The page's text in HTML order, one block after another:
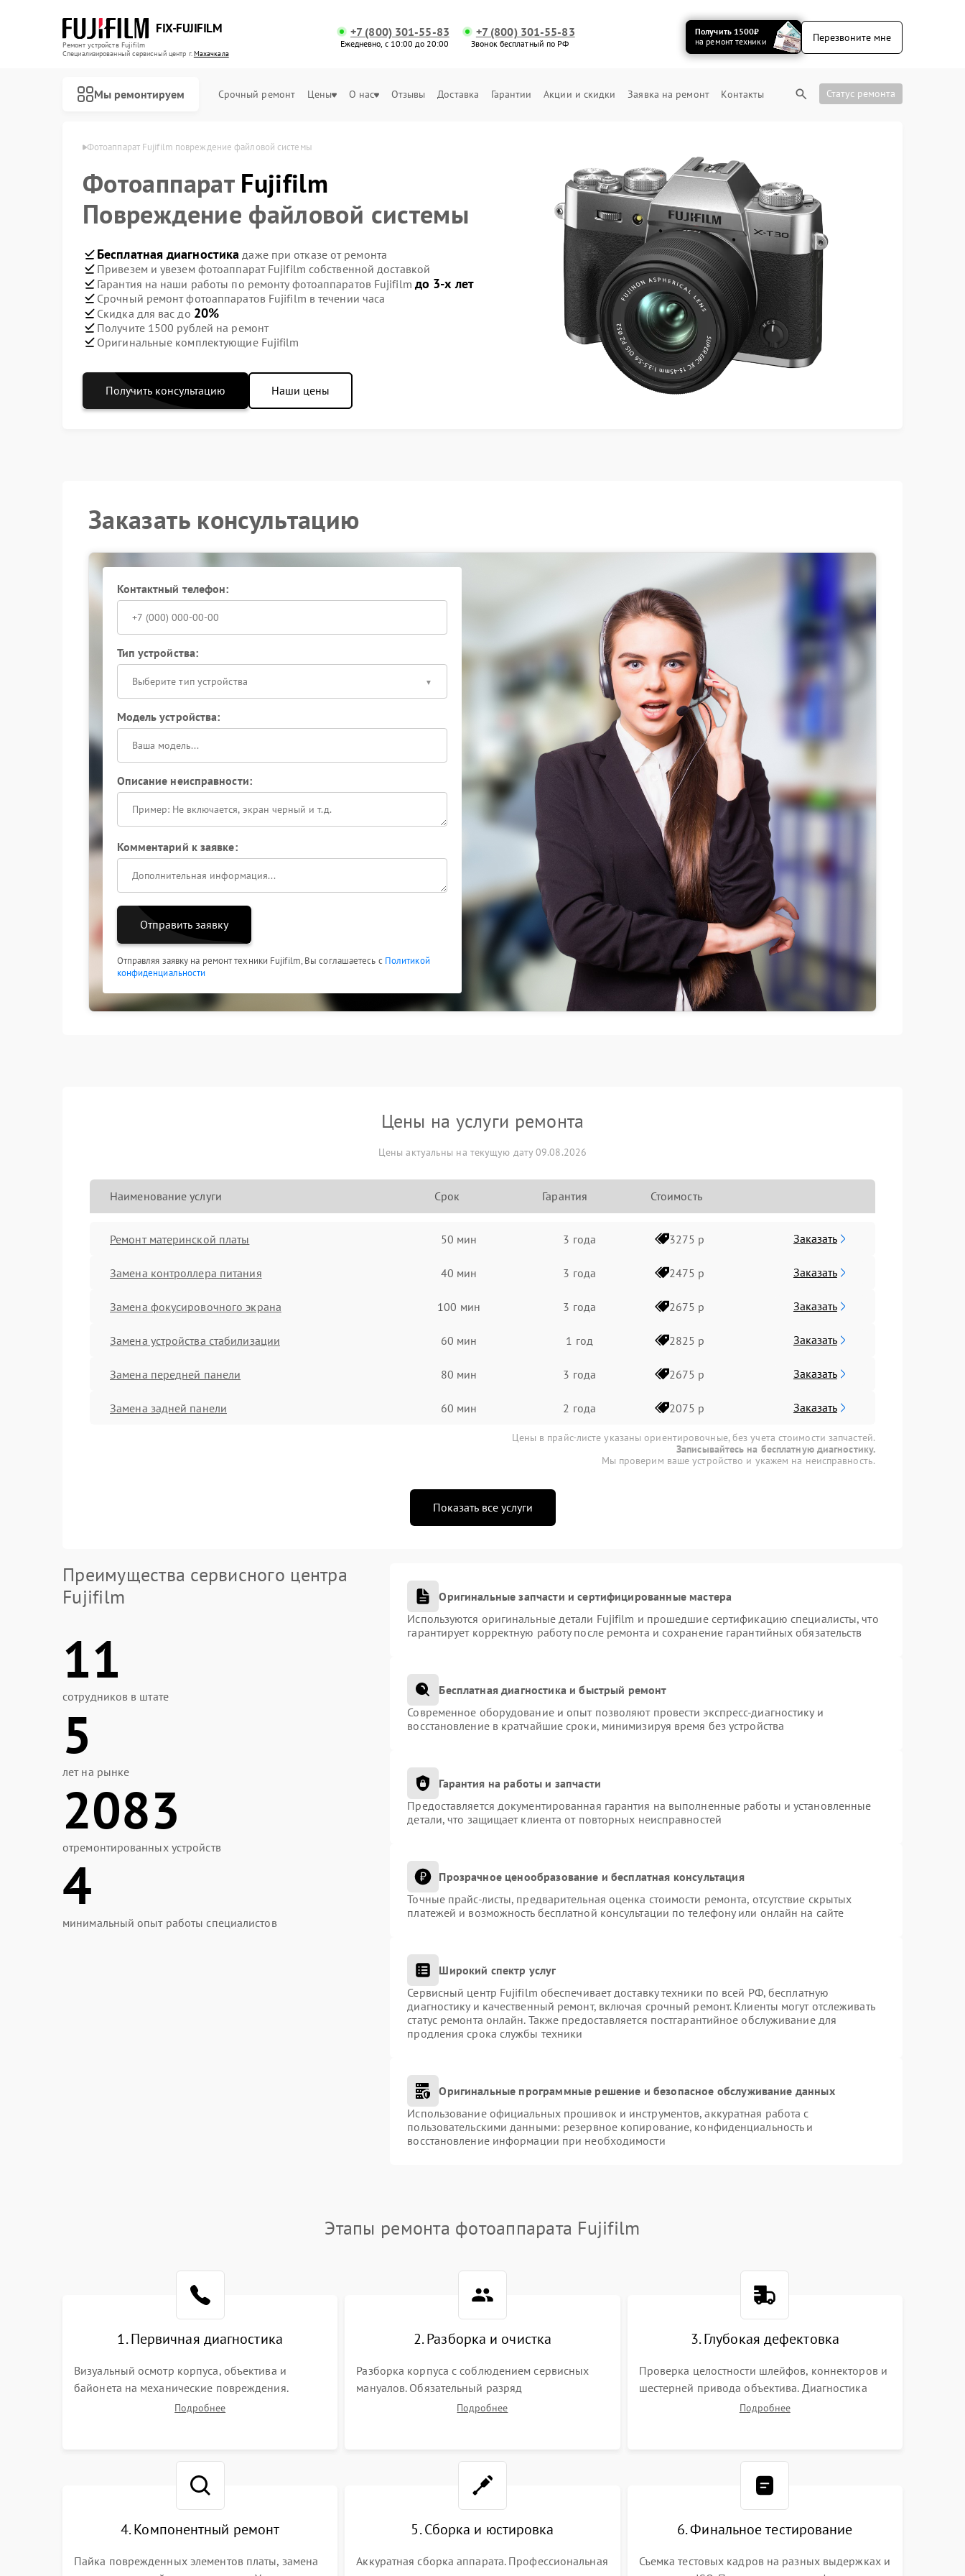
FIX-FUJIFILM
Ремонт устройств Fujifilm
Специализированный cервисный центр г.Махачкала
+7 (800) 301-55-83
Ежедневно, с 10:00 до 20:00
+7 (800) 301-55-83
Звонок бесплатный по РФ
Получить 1500₽
на ремонт техники
Перезвоните мне
Мы ремонтируем Срочный ремонт Цены О нас Отзывы Доставка Гарантии Акции и скидки Заявка на ремонт Контакты Статус ремонта
Фотоаппарат Fujifilm повреждение файловой системы
Фотоаппарат Fujifilm
Повреждение файловой системы
Бесплатная диагностика даже при отказе от ремонта
Привезем и увезем фотоаппарат Fujifilm собственной доставкой
Гарантия на наши работы по ремонту фотоаппаратов Fujifilm до 3-х лет
Срочный ремонт фотоаппаратов Fujifilm в течении часа
Скидка для вас до 20%
Получите 1500 рублей на ремонт
Оригинальные комплектующие Fujifilm
Получить консультацию Наши цены
Заказать консультацию
Контактный телефон:
Тип устройства:
Выберите тип устройства
Модель устройства:
Описание неисправности:
Комментарий к заявке:
Отправить заявку
Отправляя заявку на ремонт техники Fujifilm, Вы соглашаетесь с Политикой
конфиденциальности
Цены на услуги ремонта
Цены актуальны на текущую дату 09.08.2026
Наименование услуги Срок Гарантия Стоимость
Ремонт материнской платы 50 мин 3 года 3275 р Заказать
Замена контроллера питания 40 мин 3 года 2475 р Заказать
Замена фокусировочного экрана 100 мин 3 года 2675 р Заказать
Замена устройства стабилизации 60 мин 1 год 2825 р Заказать
Замена передней панели 80 мин 3 года 2675 р Заказать
Замена задней панели 60 мин 2 года 2075 р Заказать
Цены в прайс-листе указаны ориентировочные, без учета стоимости запчастей.
Записывайтесь на бесплатную диагностику.
Мы проверим ваше устройство и укажем на неисправность.
Показать все услуги
Преимущества сервисного центра
Fujifilm
11
сотрудников в штате
5
лет на рынке
2083
отремонтированных устройств
4
минимальный опыт работы специалистов
Оригинальные запчасти и сертифицированные мастера
Используются оригинальные детали Fujifilm и прошедшие сертификацию специалисты, что
гарантирует корректную работу после ремонта и сохранение гарантийных обязательств
Бесплатная диагностика и быстрый ремонт
Современное оборудование и опыт позволяют провести экспресс-диагностику и
восстановление в кратчайшие сроки, минимизируя время без устройства
Гарантия на работы и запчасти
Предоставляется документированная гарантия на выполненные работы и установленные
детали, что защищает клиента от повторных неисправностей
Прозрачное ценообразование и бесплатная консультация
Точные прайс-листы, предварительная оценка стоимости ремонта, отсутствие скрытых
платежей и возможность бесплатной консультации по телефону или онлайн на сайте
Широкий спектр услуг
Сервисный центр Fujifilm обеспечивает доставку техники по всей РФ, бесплатную
диагностику и качественный ремонт, включая срочный ремонт. Клиенты могут отслеживать
статус ремонта онлайн. Также предоставляется постгарантийное обслуживание для
продления срока службы техники
Оригинальные программные решение и безопасное обслуживание данных
Использование официальных прошивок и инструментов, аккуратная работа с
пользовательскими данными: резервное копирование, конфиденциальность и
восстановление информации при необходимости
Этапы ремонта фотоаппарата Fujifilm
1. Первичная диагностика
Визуальный осмотр корпуса, объектива и
байонета на механические повреждения.
Проверка реакции на включение, считывание
Подробнее
2. Разборка и очистка
Разборка корпуса с соблюдением сервисных
мануалов. Обязательный разряд
высоковольтного конденсатора вспышки для
Подробнее
3. Глубокая дефектовка
Проверка целостности шлейфов, коннекторов и
шестерней привода объектива. Диагностика
материнской платы, цепей питания и
Подробнее
4. Компонентный ремонт
Пайка поврежденных элементов платы, замена
5. Сборка и юстировка
Аккуратная сборка аппарата. Профессиональная
6. Финальное тестирование
Съемка тестовых кадров на разных выдержках и